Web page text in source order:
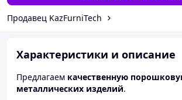
Продавец KazFurniTech
Характеристики и описание
Предлагаем качественную
металлических изделий.